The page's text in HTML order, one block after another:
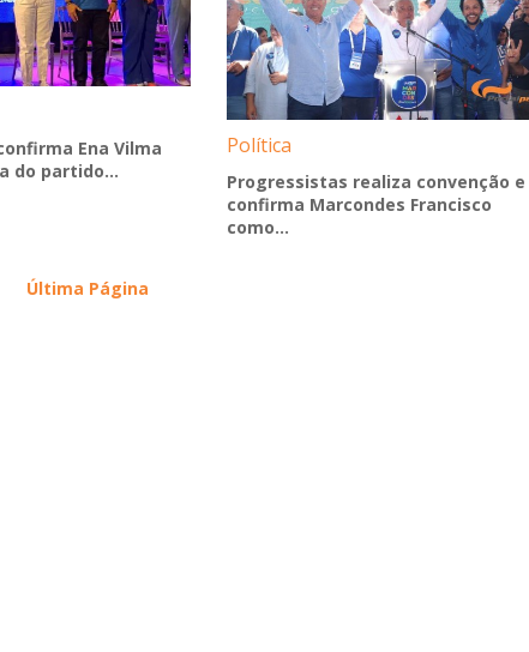
Ena Vilma
do partido...
Política
Progressistas realiza convenção e
confirma Marcondes Francisco
como...
Última Página